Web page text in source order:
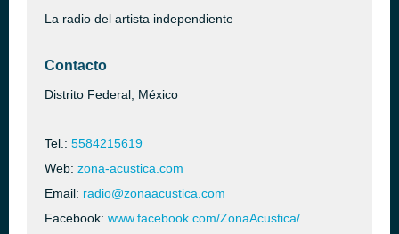
La radio del artista independiente
Contacto
Distrito Federal, México
Tel.: 5584215619
Web: zona-acustica.com
Email: radio@zonaacustica.com
Facebook: www.facebook.com/ZonaAcustica/